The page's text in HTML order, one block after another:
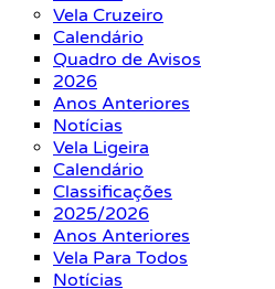
Vela Cruzeiro
Calendário
Quadro de Avisos
2026
Anos Anteriores
Notícias
Vela Ligeira
Calendário
Classificações
2025/2026
Anos Anteriores
Vela Para Todos
Notícias